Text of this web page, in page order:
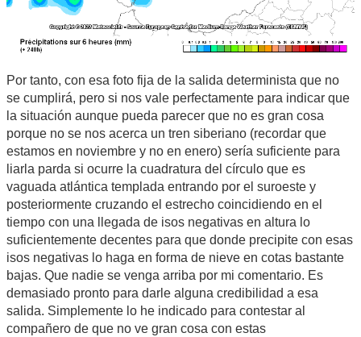
Por tanto, con esa foto fija de la salida determinista que no
se cumplirá, pero si nos vale perfectamente para indicar que
la situación aunque pueda parecer que no es gran cosa
porque no se nos acerca un tren siberiano (recordar que
estamos en noviembre y no en enero) sería suficiente para
liarla parda si ocurre la cuadratura del círculo que es
vaguada atlántica templada entrando por el suroeste y
posteriormente cruzando el estrecho coincidiendo en el
tiempo con una llegada de isos negativas en altura lo
suficientemente decentes para que donde precipite con esas
isos negativas lo haga en forma de nieve en cotas bastante
bajas. Que nadie se venga arriba por mi comentario. Es
demasiado pronto para darle alguna credibilidad a esa
salida. Simplemente lo he indicado para contestar al
compañero de que no ve gran cosa con estas